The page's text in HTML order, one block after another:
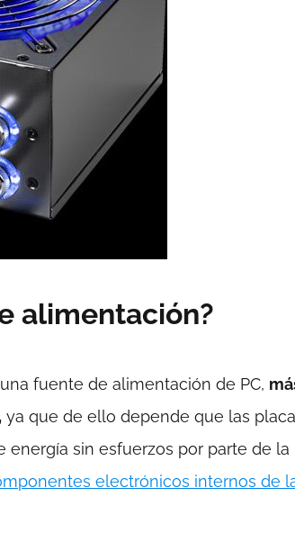
alimentación?
fuente de alimentación de PC,
ya que de ello depende que las
energía sin esfuerzos por parte de la
electrónicos internos de